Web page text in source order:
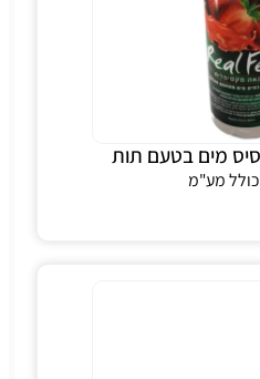
מים בטעם תות
כולל מע"מ